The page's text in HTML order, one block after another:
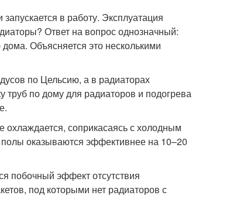
в работу. Эксплуатация
Ответ на вопрос однозначный:
Объясняется это несколькими
по Цельсию, а в радиаторах
труб по дому для радиаторов и подогрева
охлаждается, соприкасаясь с холодным
полы оказываются эффективнее на 10–20
побочный эффект отсутствия
под которыми нет радиаторов с